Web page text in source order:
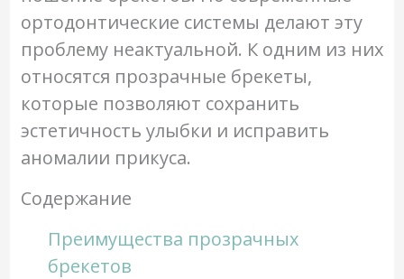
ортодонтические системы делают эту
проблему неактуальной. К одним из них
относятся прозрачные брекеты,
которые позволяют сохранить
эстетичность улыбки и исправить
аномалии прикуса.
Содержание
Преимущества прозрачных
брекетов